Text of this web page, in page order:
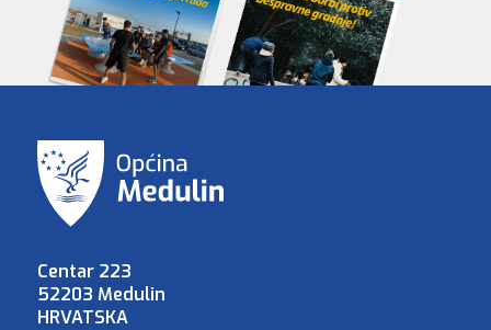
Centar 223
52203 Medulin
HRVATSKA